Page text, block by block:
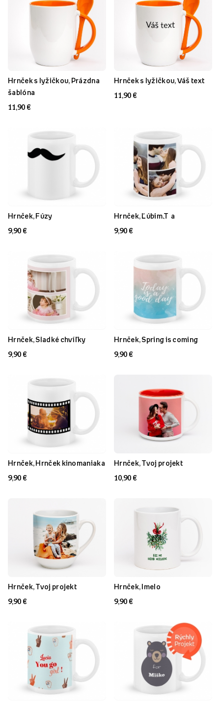
Hrnček s lyžičkou, Prázdna
šablóna
11,90 €
Hrnček s lyžičkou, Váš text
11,90 €
Hrnček, Fúzy
9,90 €
Hrnček, Ľúbim T`a
9,90 €
Hrnček, Sladké chvíľky
9,90 €
Hrnček, Spring is coming
9,90 €
Hrnček, Hrnček kinomaniaka
9,90 €
Hrnček, Tvoj projekt
10,90 €
Hrnček, Tvoj projekt
9,90 €
Hrnček, Imelo
9,90 €